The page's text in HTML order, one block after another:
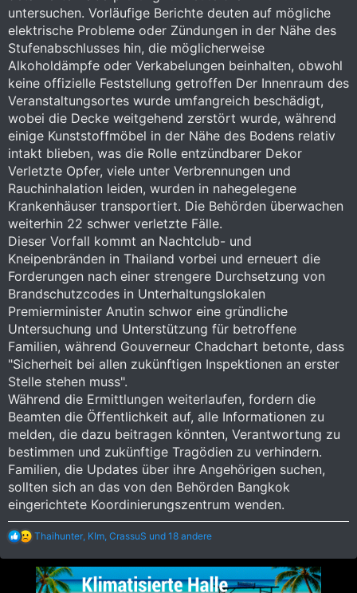
untersuchen. Vorläufige Berichte deuten auf mögliche
elektrische Probleme oder Zündungen in der Nähe des
Stufenabschlusses hin, die möglicherweise
Alkoholdämpfe oder Verkabelungen beinhalten, obwohl
keine offizielle Feststellung getroffen Der Innenraum des
Veranstaltungsortes wurde umfangreich beschädigt,
wobei die Decke weitgehend zerstört wurde, während
einige Kunststoffmöbel in der Nähe des Bodens relativ
intakt blieben, was die Rolle entzündbarer Dekor
Verletzte Opfer, viele unter Verbrennungen und
Rauchinhalation leiden, wurden in nahegelegene
Krankenhäuser transportiert. Die Behörden überwachen
weiterhin 22 schwer verletzte Fälle.
Dieser Vorfall kommt an Nachtclub- und
Kneipenbränden in Thailand vorbei und erneuert die
Forderungen nach einer strengere Durchsetzung von
Brandschutzcodes in Unterhaltungslokalen
Premierminister Anutin schwor eine gründliche
Untersuchung und Unterstützung für betroffene
Familien, während Gouverneur Chadchart betonte, dass
"Sicherheit bei allen zukünftigen Inspektionen an erster
Stelle stehen muss".
Während die Ermittlungen weiterlaufen, fordern die
Beamten die Öffentlichkeit auf, alle Informationen zu
melden, die dazu beitragen könnten, Verantwortung zu
bestimmen und zukünftige Tragödien zu verhindern.
Familien, die Updates über ihre Angehörigen suchen,
sollten sich an das von den Behörden Bangkok
eingerichtete Koordinierungszentrum wenden.
R
a
k
t
Thaihunter KIm CrassuS und 18 andere